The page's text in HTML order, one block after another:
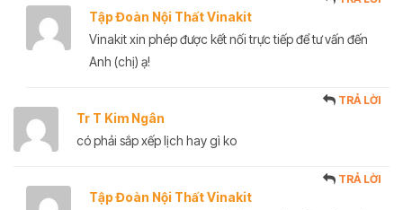
Tập Đoàn Nội Thất Vinakit
Vinakit xin phép được kết nối trực tiếp để tư vấn đến
Anh (chị) ạ!
Tr T Kim Ngân
TRẢ LỜI
có phải sắp xếp lịch hay gì ko
Tập Đoàn Nội Thất Vinakit
TRẢ LỜI